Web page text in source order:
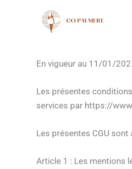
Conditions
En vigueur au 11/01/
Les présentes
services par https://
Les présentes CGU
Article 1 : Les mentions